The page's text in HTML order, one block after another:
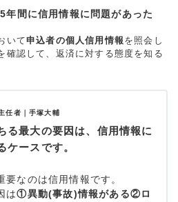
年間に信用情報に問題があった
いて申込者の個人信用情報 を照会し
確認して、返済に対する態度を知る
任者｜ 手塚大輔
る最大の要因は、信用情報に
ケースです。
なのは信用情報です。
は①異動(事故)情報がある②ロ